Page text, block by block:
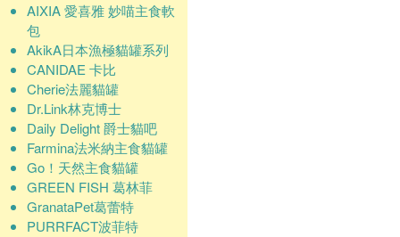
AIXIA 愛喜雅 妙喵主食軟
包
AkikA日本漁極貓罐系列
CANIDAE 卡比
Cherie法麗貓罐
Dr.Link林克博士
Daily Delight 爵士貓吧
Farmina法米納主食貓罐
Go！天然主食貓罐
GREEN FISH 葛林菲
GranataPet葛蕾特
PURRFACT波菲特